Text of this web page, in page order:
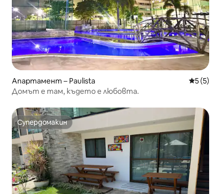
Апартамент – Paulista Средна
5 (5)
Домът е там, където е любовта.
Супердомакин
Супердомакин